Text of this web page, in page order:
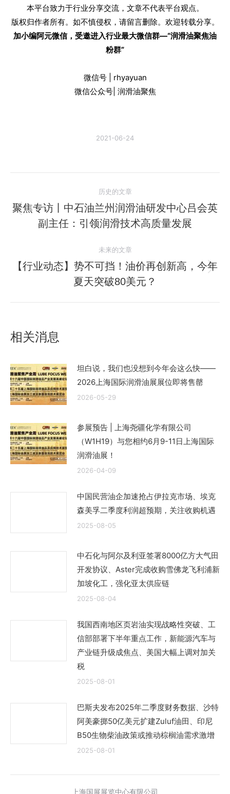
本平台致力于行业分享交流，文章不代表平台观点。
版权归作者所有。如不慎侵权，请留言删除。欢迎转载分享。
加小编阿元微信，受邀进入行业最大微信群—“润滑油聚焦油
粉群”
微信号 | rhyayuan
微信公众号| 润滑油聚焦
2021-06-24
章
历史的文章
历
史
章：
聚焦专访丨中石油兰州润滑油研发中心吕会​英
副主任：引领润滑技术高质量发展
未来的文章
来
的
【行业动态】势不可挡！油价再创新高，今年
夏天突破80美元？
相关消息
坦白说，我们也没想到今年会这么快——
2026上海国际润滑油展展位即将售罄
2026-05-29
参展预告 | 上海尧疆化学有限公司
（W1H19）与您相约6月9-11日上海国际
润滑油展！
2026-04-09
中国民营油企加速抢占伊拉克市场、埃克
森美孚二季度利润超预期，关注收购机遇
2025-08-05
中石化与阿尔及利亚签署8000亿方大气田
开发协议、Aster完成收购雪佛龙飞利浦新
加坡化工，强化亚太供应链
2025-08-04
我国西南地区页岩油实现战略性突破、工
信部部署下半年重点工作，新能源汽车与
产业链升级成焦点、美国大幅上调对加关
税
2025-08-01
巴斯夫发布2025年二季度财务数据、沙特
阿美豪掷50亿美元扩建Zuluf油田、印尼
B50生物柴油政策或推动棕榈油需求激增
2025-08-01
上海国展展览中心有限公司